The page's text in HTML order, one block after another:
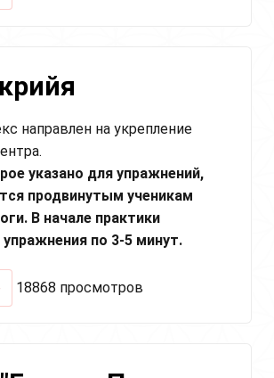
направлен на укрепление
указано для упражнений,
продвинутым ученикам
В начале практики
по 3-5 минут.
18868 просмотров